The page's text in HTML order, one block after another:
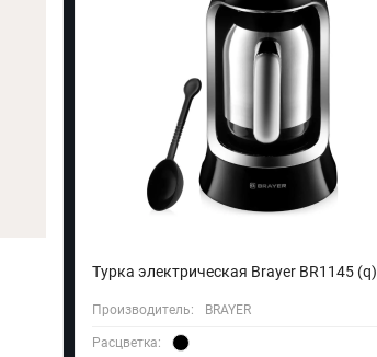
Турка электрическая Brayer BR1145 (q)
Производитель: BRAYER
Расцветка: